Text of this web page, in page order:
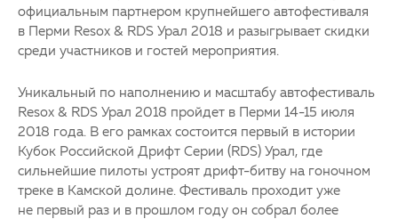
официальным партнером крупнейшего автофестиваля
в Перми Resox & RDS Урал 2018 и разыгрывает скидки
среди участников и гостей мероприятия.
Уникальный по наполнению и масштабу автофестиваль
Resox & RDS Урал 2018 пройдет в Перми 14-15 июля
2018 года. В его рамках состоится первый в истории
Кубок Российской Дрифт Серии (RDS) Урал, где
сильнейшие пилоты устроят дрифт-битву на гоночном
треке в Камской долине. Фестиваль проходит уже
не первый раз и в прошлом году он собрал более